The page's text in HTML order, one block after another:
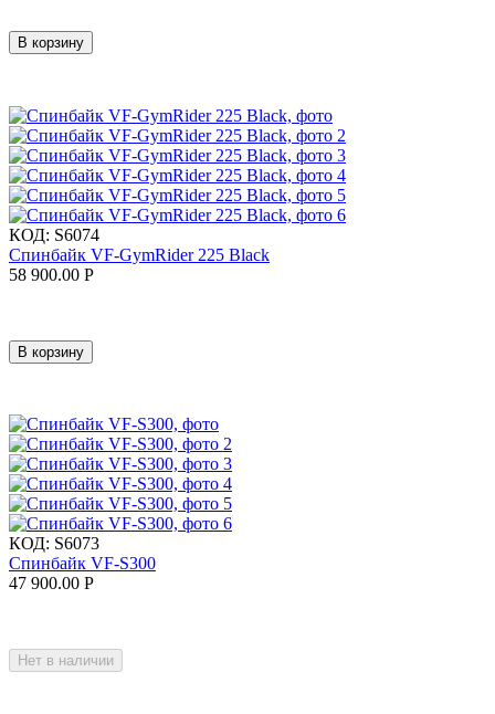
В корзину
КОД: S6074
Спинбайк VF-GymRider 225 Black
58 900.00 Р
В корзину
КОД: S6073
Спинбайк VF-S300
47 900.00 Р
Нет в наличии